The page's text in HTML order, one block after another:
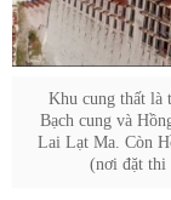
Khu cung thất là
Bạch cung và
Lai Lạt Ma. Còn
(nơi đặt thi